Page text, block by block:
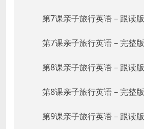
第7课亲子旅行英语－跟读版
第7课亲子旅行英语－完整版
第8课亲子旅行英语－跟读版
第8课亲子旅行英语－完整版
第9课亲子旅行英语－跟读版